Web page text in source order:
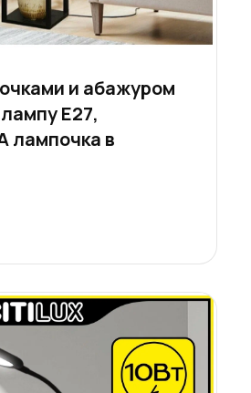
и абажуром
E27,
лампочка в